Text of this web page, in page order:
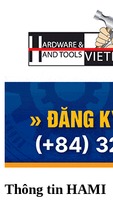
Thông tin HAMI